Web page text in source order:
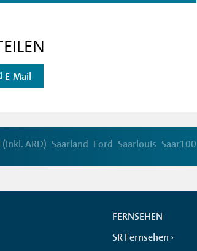
E-Mail
ARD) Saarland Ford Saarlouis Saar100
FERNSEHEN
SR Fernsehen